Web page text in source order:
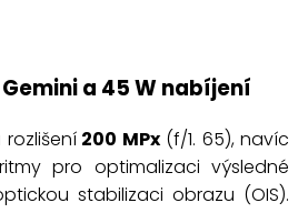
a 45 W nabíjení
200 MPx(f/1. 65), navíc
pro optimalizaci výsledné
stabilizaci obrazu (OIS).